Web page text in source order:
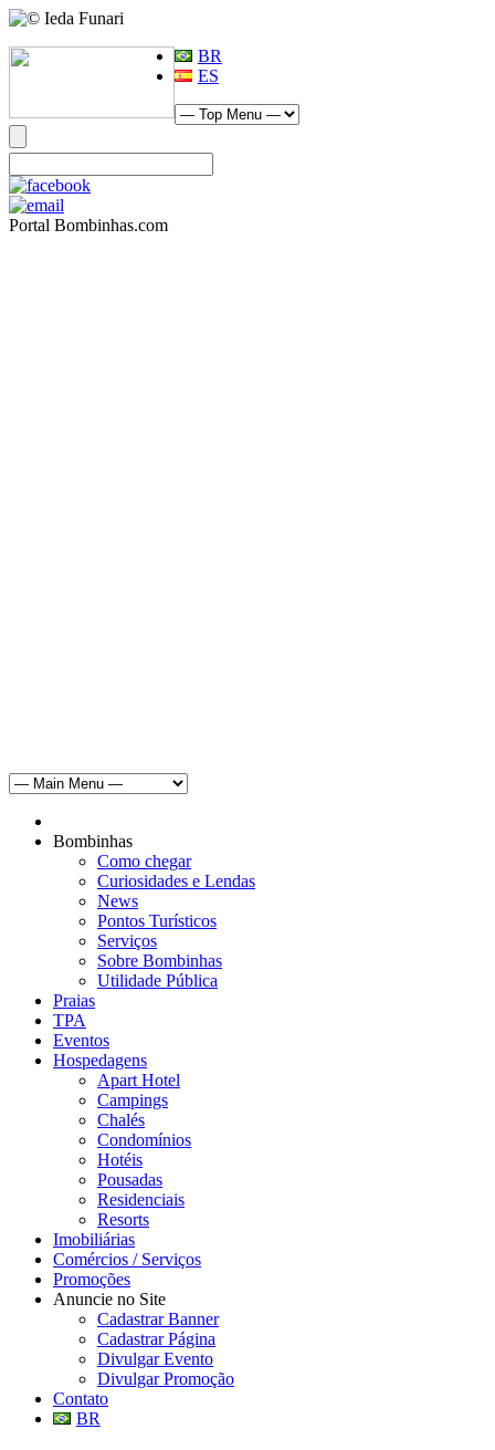
BR
ES
Portal Bombinhas.com
Bombinhas
Como chegar
Curiosidades e Lendas
News
Pontos Turísticos
Serviços
Sobre Bombinhas
Utilidade Pública
Praias
TPA
Eventos
Hospedagens
Apart Hotel
Campings
Chalés
Condomínios
Hotéis
Pousadas
Residenciais
Resorts
Imobiliárias
Comércios / Serviços
Promoções
Anuncie no Site
Cadastrar Banner
Cadastrar Página
Divulgar Evento
Divulgar Promoção
Contato
BR